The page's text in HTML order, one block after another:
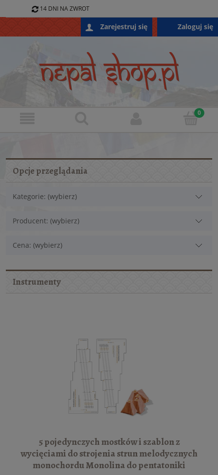
Zarejestruj się Zaloguj się
14 DNI NA ZWROT
Opcje przeglądania
Kategorie: (wybierz)
Producent: (wybierz)
Cena: (wybierz)
Instrumenty
5 pojedynczych mostków i szablon z
wycięciami do strojenia strun melodycznych
monochordu Monolina do pentatoniki